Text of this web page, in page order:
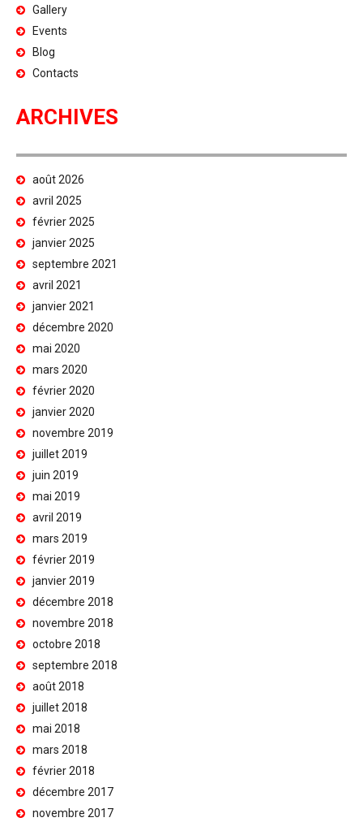
Gallery
Events
Blog
Contacts
ARCHIVES
août 2026
avril 2025
février 2025
janvier 2025
septembre 2021
avril 2021
janvier 2021
décembre 2020
mai 2020
mars 2020
février 2020
janvier 2020
novembre 2019
juillet 2019
juin 2019
mai 2019
avril 2019
mars 2019
février 2019
janvier 2019
décembre 2018
novembre 2018
octobre 2018
septembre 2018
août 2018
juillet 2018
mai 2018
mars 2018
février 2018
décembre 2017
novembre 2017